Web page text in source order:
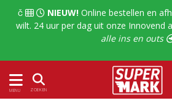
   NIEUW!Online bestellen en
wilt. 24 uur per dag uit onze Innovend
alle ins en outs
MENU ZOEKEN